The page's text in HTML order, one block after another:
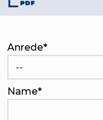
Anrede*
Name*